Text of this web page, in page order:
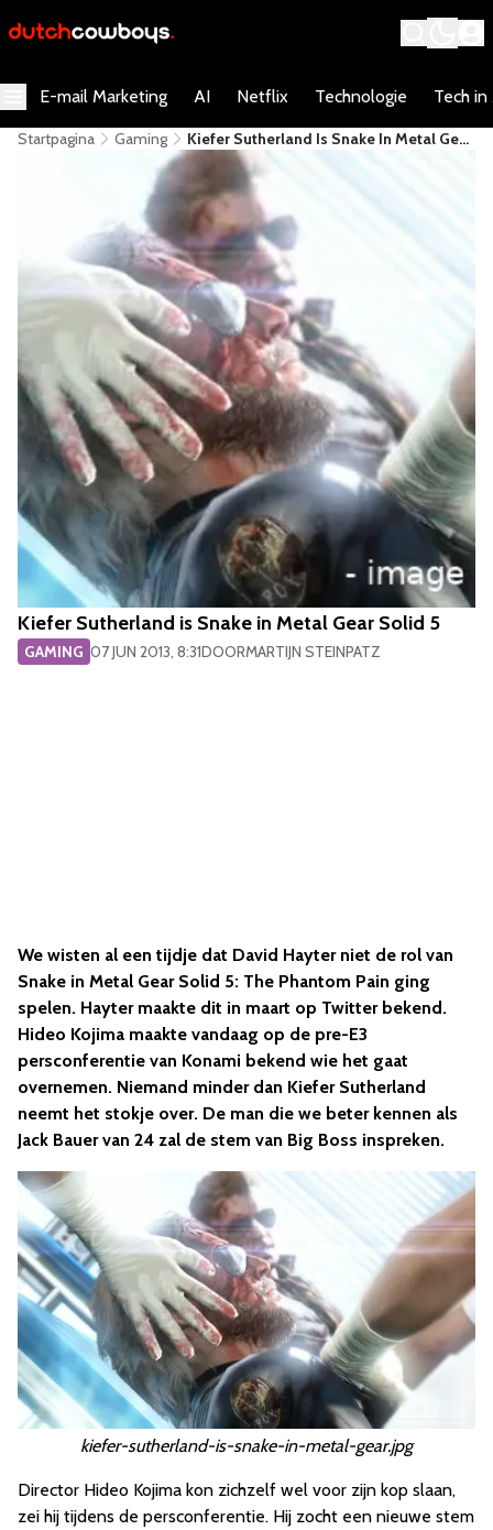
E-mail Marketing AI Netflix Technologie Tech in
Startpagina Gaming
Kiefer Sutherland Is Snake In Metal Gear
Solid 5
Kiefer Sutherland is Snake in Metal Gear Solid 5
GAMING 07 JUN 2013, 8:31DOORMARTIJN STEINPATZ
We wisten al een tijdje dat David Hayter niet de rol van
Snake in Metal Gear Solid 5: The Phantom Pain ging
spelen. Hayter maakte dit in maart op Twitter bekend.
Hideo Kojima maakte vandaag op de pre-E3
persconferentie van Konami bekend wie het gaat
overnemen. Niemand minder dan Kiefer Sutherland
neemt het stokje over. De man die we beter kennen als
Jack Bauer van 24 zal de stem van Big Boss inspreken.
kiefer-sutherland-is-snake-in-metal-gear.jpg
Director Hideo Kojima kon zichzelf wel voor zijn kop slaan,
zei hij tijdens de persconferentie. Hij zocht een nieuwe stem